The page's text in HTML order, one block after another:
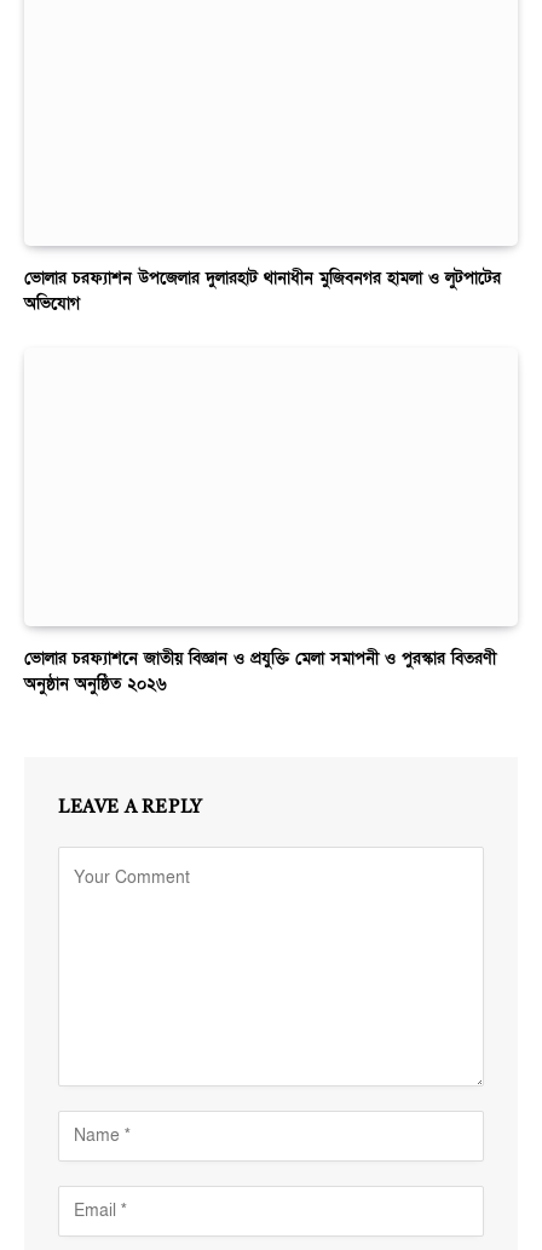
ভোলার চরফ্যাশন উপজেলার দুলারহাট থানাধীন মুজিবনগর হামলা ও লুটপাটের
অভিযোগ
ভোলার চরফ্যাশনে জাতীয় বিজ্ঞান ও প্রযুক্তি মেলা সমাপনী ও পুরস্কার বিতরণী
অনুষ্ঠান অনুষ্ঠিত ২০২৬
LEAVE A REPLY